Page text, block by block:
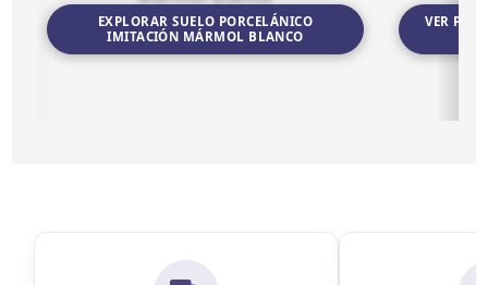
EXPLORAR SUELO PORCELÁNICO
IMITACIÓN MÁRMOL BLANCO
VER